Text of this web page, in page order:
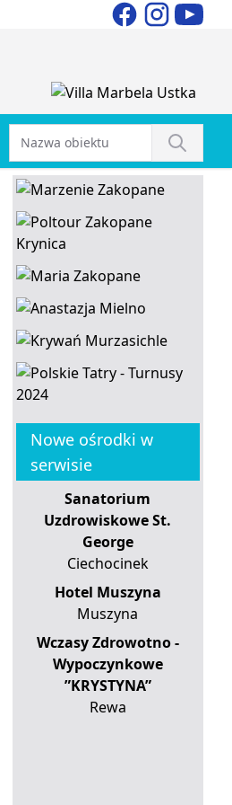
Nowe ośrodki w
serwisie
Sanatorium
Uzdrowiskowe St.
George
Ciechocinek
Hotel Muszyna
Muszyna
Wczasy Zdrowotno -
Wypoczynkowe
”KRYSTYNA”
Rewa